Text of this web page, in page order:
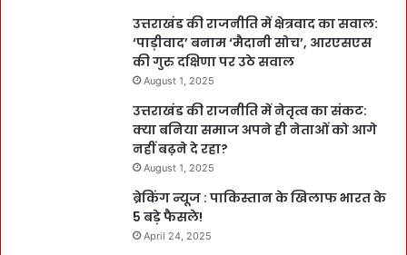
उत्तराखंड की राजनीति में क्षेत्रवाद का सवाल:
‘पाड़ीवाद’ बनाम ‘मैदानी सोच’, आरएसएस
की गुरु दक्षिणा पर उठे सवाल
August 1, 2025
उत्तराखंड की राजनीति में नेतृत्व का संकट:
क्या बनिया समाज अपने ही नेताओं को आगे
नहीं बढ़ने दे रहा?
August 1, 2025
ब्रेकिंग न्यूज : पाकिस्तान के खिलाफ भारत के
5 बड़े फैसले!
April 24, 2025